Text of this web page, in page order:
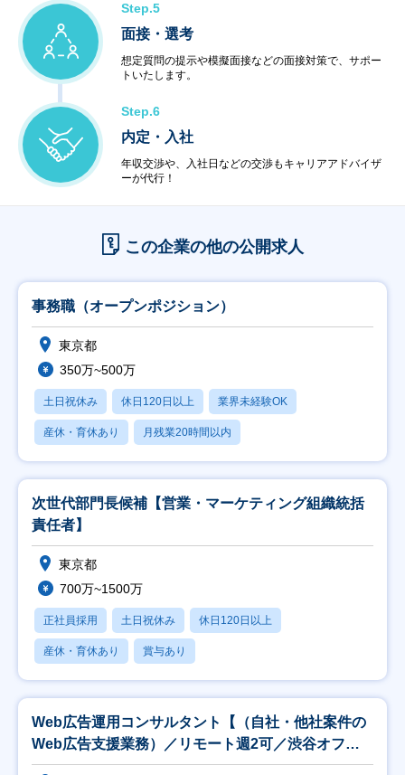
Step.5
面接・選考
想定質問の提示や模擬面接などの面接対策で、サポー
トいたします。
Step.6
内定・入社
年収交渉や、入社日などの交渉もキャリアアドバイザ
ーが代行！
この企業の他の公開求人
事務職（オープンポジション）
東京都
350万~500万
土日祝休み 休日120日以上 業界未経験OK
産休・育休あり 月残業20時間以内
次世代部門長候補【営業・マーケティング組織統括
責任者】
東京都
700万~1500万
正社員採用 土日祝休み 休日120日以上
産休・育休あり 賞与あり
Web広告運用コンサルタント【（自社・他社案件の
Web広告支援業務）／リモート週2可／渋谷オフィ
ス】